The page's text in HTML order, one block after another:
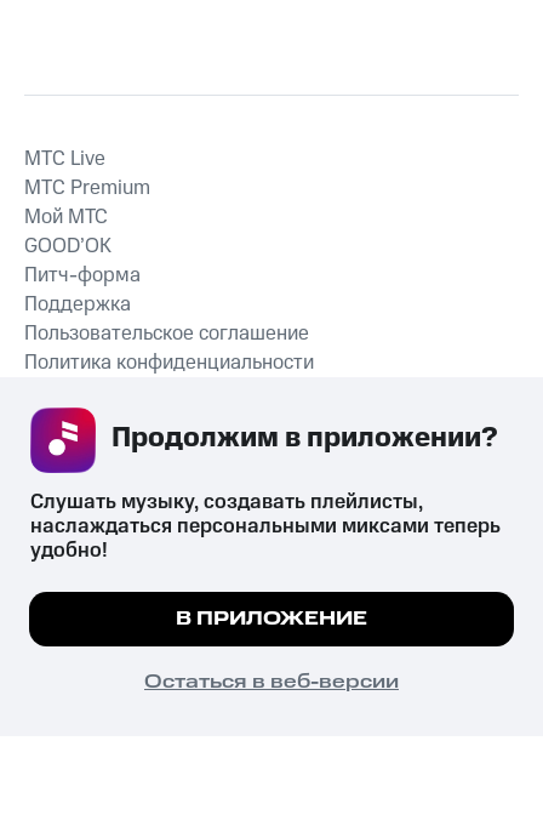
СКАЧАТЬ ПРИЛОЖЕНИЕ
MTС Live
MTС Premium
Мой МТС
GOOD’OK
Питч-форма
Поддержка
Пользовательское соглашение
Политика конфиденциальности
психотропных веществ, их аналогов причиняет вред здоровью,
их незаконный оборот запрещён и влечёт установленную
законодательством ответственность.
© 2026 ООО «КИОН».
Все права защищены
Мы используем куки, чтобы на сайте все
Подробнее
ПОНЯТНО
Слушать музыку, создавать плейлисты,
наслаждаться персональными миксами теперь
удобно!
В ПРИЛОЖЕНИЕ
Остаться в веб-версии